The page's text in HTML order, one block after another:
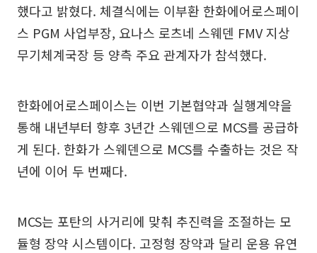
했다고 밝혔다. 체결식에는 이부환 한화에어로스페이
스 PGM 사업부장, 요나스 로츠네 스웨덴 FMV 지상
무기체계국장 등 양측 주요 관계자가 참석했다.
한화에어로스페이스는 이번 기본협약과 실행계약을
통해 내년부터 향후 3년간 스웨덴으로 MCS를 공급하
게 된다. 한화가 스웨덴으로 MCS를 수출하는 것은 작
년에 이어 두 번째다.
MCS는 포탄의 사거리에 맞춰 추진력을 조절하는 모
듈형 장약 시스템이다. 고정형 장약과 달리 운용 유연